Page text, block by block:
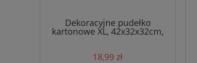
Dekoracyjne pudełko
kartonowe XL, 42x32x32cm,
18,99 zł